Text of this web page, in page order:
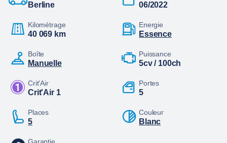
Berline 06/2022
Kilométrage
40 069 km
Energie
essence
Boîte
manuelle
Puissance
5cv / 100ch
Crit'Air
Crit'Air 1
Portes
5
Places
5
Couleur
Blanc